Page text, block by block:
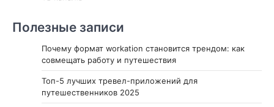
Полезные записи
Почему формат workation становится трендом: как
совмещать работу и путешествия
Топ-5 лучших тревел-приложений для
путешественников 2025